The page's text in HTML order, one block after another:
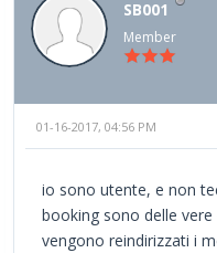
SB001
Member
01-16-2017, 04:56 PM
io sono utente, e non
booking sono delle
vengono reindirizzati i